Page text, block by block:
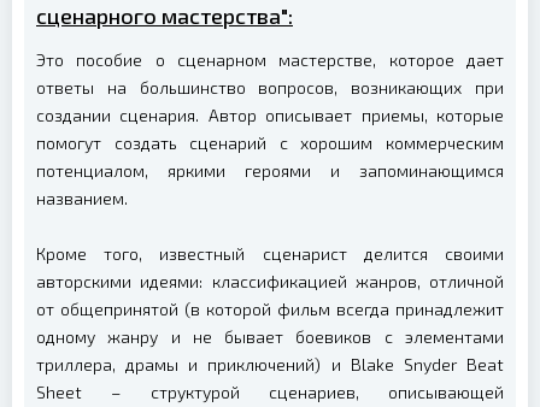
сценарного мастерства":
Это пособие о сценарном мастерстве, которое дает
ответы на большинство вопросов, возникающих при
создании сценария. Автор описывает приемы, которые
помогут создать сценарий с хорошим коммерческим
потенциалом, яркими героями и запоминающимся
названием.
Кроме того, известный сценарист делится своими
авторскими идеями: классификацией жанров, отличной
от общепринятой (в которой фильм всегда принадлежит
одному жанру и не бывает боевиков с элементами
триллера, драмы и приключений) и Blake Snyder Beat
Sheet – структурой сценариев, описывающей